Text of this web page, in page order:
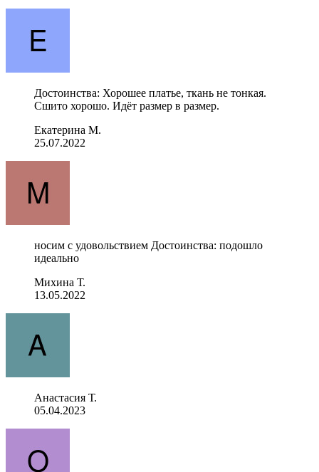
Достоинства: Хорошее платье, ткань не тонкая.
Сшито хорошо. Идёт размер в размер.
Екатерина М.
25.07.2022
носим с удовольствием Достоинства: подошло
идеально
Михина Т.
13.05.2022
Анастасия Т.
05.04.2023